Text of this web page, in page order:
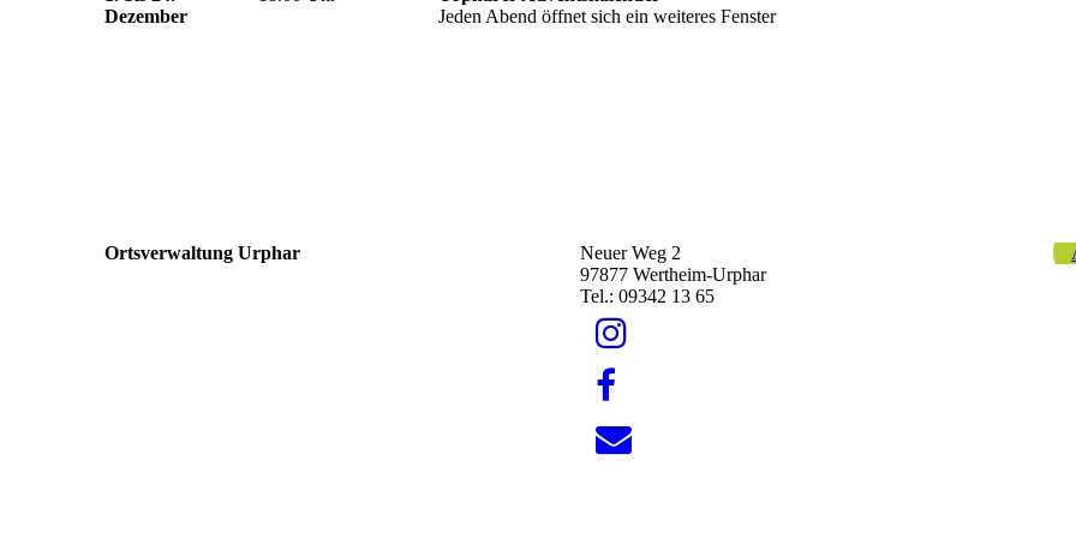
Dezember
Jeden Abend öffnet sich ein weiteres Fenster
Ortsverwaltung Urphar
Neuer Weg 2
97877 Wertheim-Urphar
Tel.: 09342 13 65